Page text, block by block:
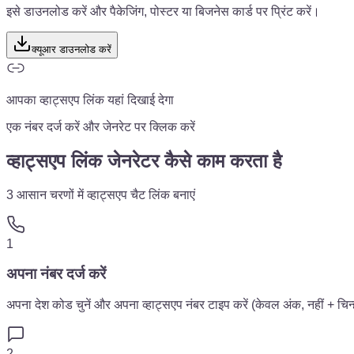
इसे डाउनलोड करें और पैकेजिंग, पोस्टर या बिजनेस कार्ड पर प्रिंट करें।
क्यूआर डाउनलोड करें
आपका व्हाट्सएप लिंक यहां दिखाई देगा
एक नंबर दर्ज करें और जेनरेट पर क्लिक करें
व्हाट्सएप लिंक जेनरेटर कैसे काम करता है
3 आसान चरणों में व्हाट्सएप चैट लिंक बनाएं
1
अपना नंबर दर्ज करें
अपना देश कोड चुनें और अपना व्हाट्सएप नंबर टाइप करें (केवल अंक, नहीं +